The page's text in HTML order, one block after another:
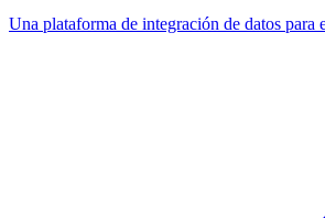
Una plataforma de integración de datos para